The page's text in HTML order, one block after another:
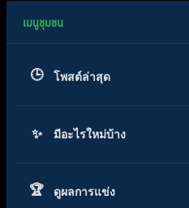
โพสต์ล่าสุด
มีอะไรใหม่บ้าง
ดูผลการแข่ง